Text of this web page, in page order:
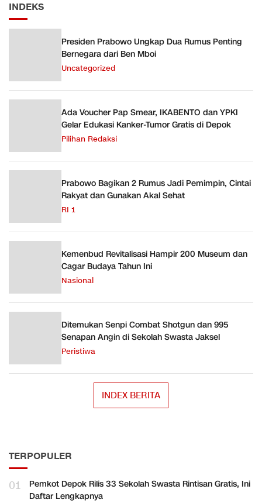
INDEKS
Presiden Prabowo Ungkap Dua Rumus Penting
Bernegara dari Ben Mboi
Uncategorized
Ada Voucher Pap Smear, IKABENTO dan YPKI
Gelar Edukasi Kanker-Tumor Gratis di Depok
Pilihan Redaksi
Prabowo Bagikan 2 Rumus Jadi Pemimpin, Cintai
Rakyat dan Gunakan Akal Sehat
RI 1
Kemenbud Revitalisasi Hampir 200 Museum dan
Cagar Budaya Tahun Ini
Nasional
Ditemukan Senpi Combat Shotgun dan 995
Senapan Angin di Sekolah Swasta Jaksel
Peristiwa
INDEX BERITA
TERPOPULER
01
Pemkot Depok Rilis 33 Sekolah Swasta Rintisan Gratis, Ini
Daftar Lengkapnya